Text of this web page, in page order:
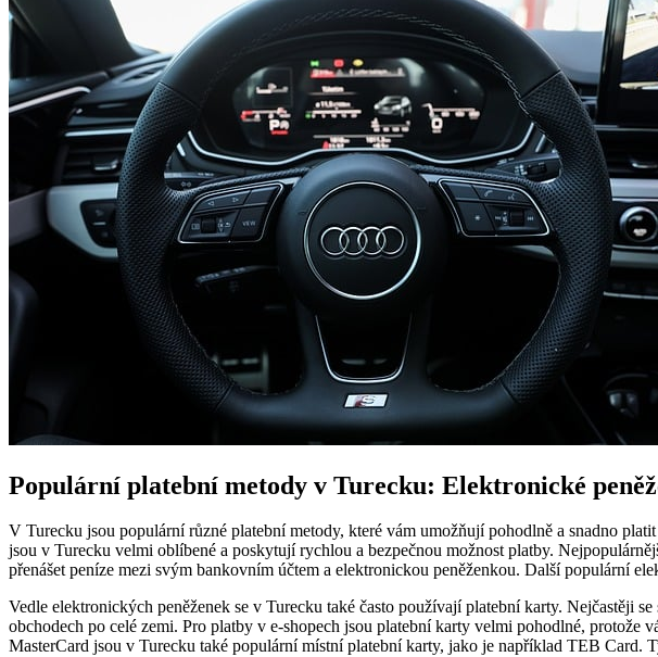
Populární platební metody v Turecku: Elektronické
V Turecku jsou populární různé platební metody, které vám umožňují pohodlně a snadno
jsou v Turecku velmi oblíbené a poskytují rychlou a bezpečnou možnost platby.
přenášet peníze mezi svým bankovním účtem a elektronickou peněženkou. Další populární
Vedle elektronických peněženek se v Turecku také často používají platební karty. Nejčastěji
obchodech po celé zemi. Pro platby v e-shopech jsou platební karty velmi pohodlné,
MasterCard jsou v Turecku také populární místní platební karty, jako je například TEB Card.